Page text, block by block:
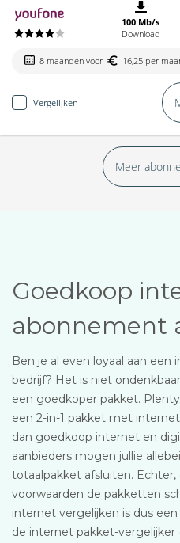
100 Mb/s
Download
8 maanden voor 16,25 per
Vergelijken
Meer
Goedkoop
abonnement
Ben je al even loyaal aan
bedrijf? Het is niet
een goedkoper pakket.
een 2-in-1 pakket met
dan goedkoop internet en
aanbieders mogen jullie
totaalpakket afsluiten.
voorwaarden de pakketten
internet vergelijken is dus
de internet pakket-